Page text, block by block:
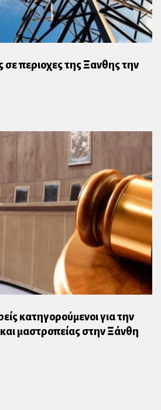
περιοχες της Ξανθης την
κατηγορούμενοι για την
μαστροπείας στην Ξάνθη